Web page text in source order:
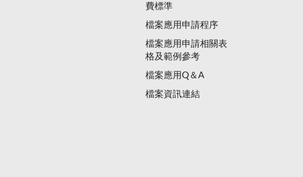
費標準
檔案應用申請程序
檔案應用申請相關表
格及範例參考
檔案應用Q＆A
檔案資訊連結